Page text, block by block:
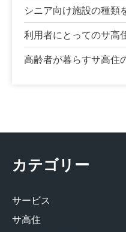
シニア向け施設の種類
利用者にとってのサ高
高齢者が暮らすサ高住
カテゴリー
サービス
サ高住